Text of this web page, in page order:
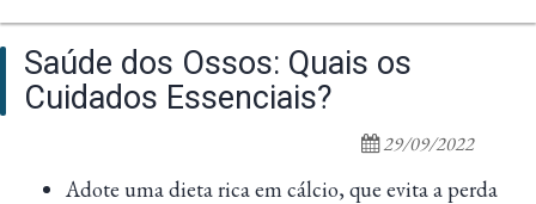
Saúde dos Ossos: Quais os
Cuidados Essenciais?
29/09/2022
Adote uma dieta rica em cálcio, que evita a perda